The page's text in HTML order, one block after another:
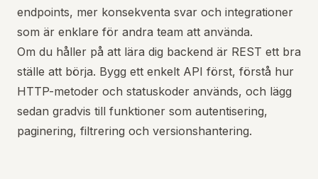
endpoints, mer konsekventa svar och integrationer
som är enklare för andra team att använda.
Om du håller på att lära dig backend är REST ett bra
ställe att börja. Bygg ett enkelt API först, förstå hur
HTTP-metoder och statuskoder används, och lägg
sedan gradvis till funktioner som autentisering,
paginering, filtrering och versionshantering.